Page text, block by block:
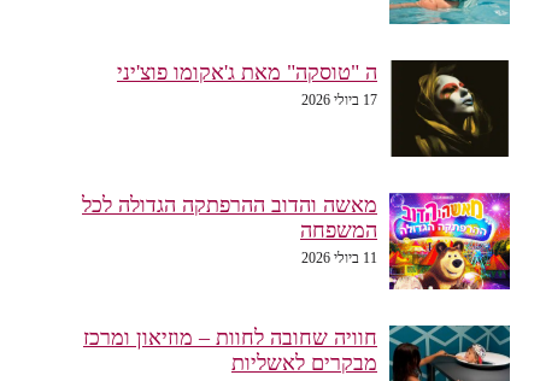
ה "טוסקה" מאת ג'אקומו פוצ'יני
17 ביולי 2026
מאשה והדוב ההרפתקה הגדולה לכל
המשפחה
11 ביולי 2026
חוויה שחובה לחוות – מוזיאון ומרכז
מבקרים לאשליות